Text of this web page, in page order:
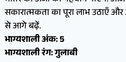
सकारात्मकता का पूरा लाभ उठाएँ
से आगे बढ़ें.
भाग्यशाली अंक: 5
भाग्यशाली रंग: गुलाबी